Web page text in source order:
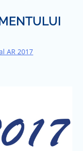
AR 2017